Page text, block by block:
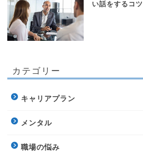
い話をするコ
カテゴリー
キャリアプラン
メンタル
職場の悩み